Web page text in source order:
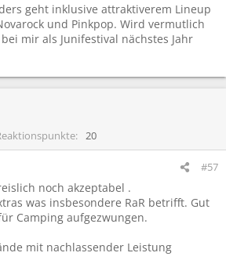
geht inklusive attraktiverem Lineup
und Pinkpop. Wird vermutlich
mir als Junifestival nächstes Jahr
20
#57
noch akzeptabel .
was insbesondere RaR betrifft. Gut
Camping aufgezwungen.
mit nachlassender Leistung